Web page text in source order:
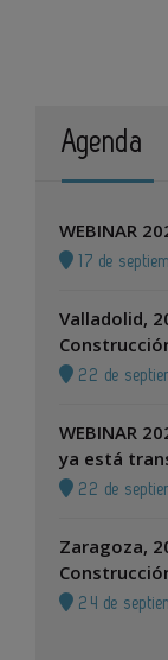
Agenda
WEBINAR
17 de
Valladolid,
22 de
WEBINAR
ya está
22 de
Zaragoza,
24 de